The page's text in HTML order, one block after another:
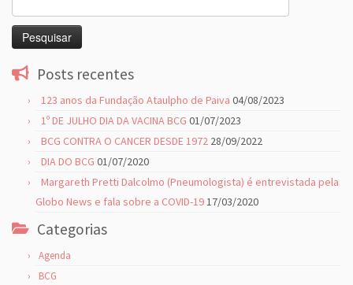
por:
Posts recentes
123 anos da Fundação Ataulpho de Paiva 04/08/2023
1º DE JULHO DIA DA VACINA BCG 01/07/2023
BCG CONTRA O CANCER DESDE 1972 28/09/2022
DIA DO BCG 01/07/2020
Margareth Pretti Dalcolmo (Pneumologista) é entrevistada pela
Globo News e fala sobre a COVID-1917/03/2020
Categorias
Agenda
BCG